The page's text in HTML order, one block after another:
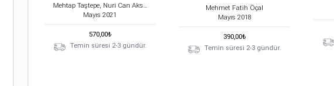
Mayıs 2021
570,00₺
Temin süresi 2-3 gündür.
Mehmet Fatih Öçal
Mayıs 2018
390,00₺
Temin süresi 2-3 gündür.